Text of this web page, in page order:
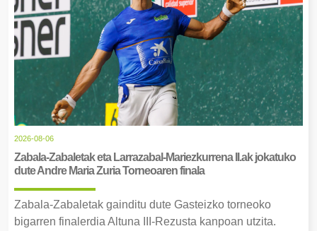
2026-08-06
Zabala-Zabaletak eta Larrazabal-Mariezkurrena II.ak jokatuko
dute Andre Maria Zuria Torneoaren finala
Zabala-Zabaletak gainditu dute Gasteizko torneoko
bigarren finalerdia Altuna III-Rezusta kanpoan utzita.